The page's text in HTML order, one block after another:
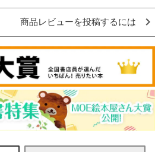
商品レビューを投稿するには